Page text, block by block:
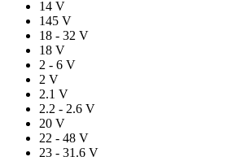
14 V
145 V
18 - 32 V
18 V
2 - 6 V
2 V
2.1 V
2.2 - 2.6 V
20 V
22 - 48 V
23 - 31.6 V